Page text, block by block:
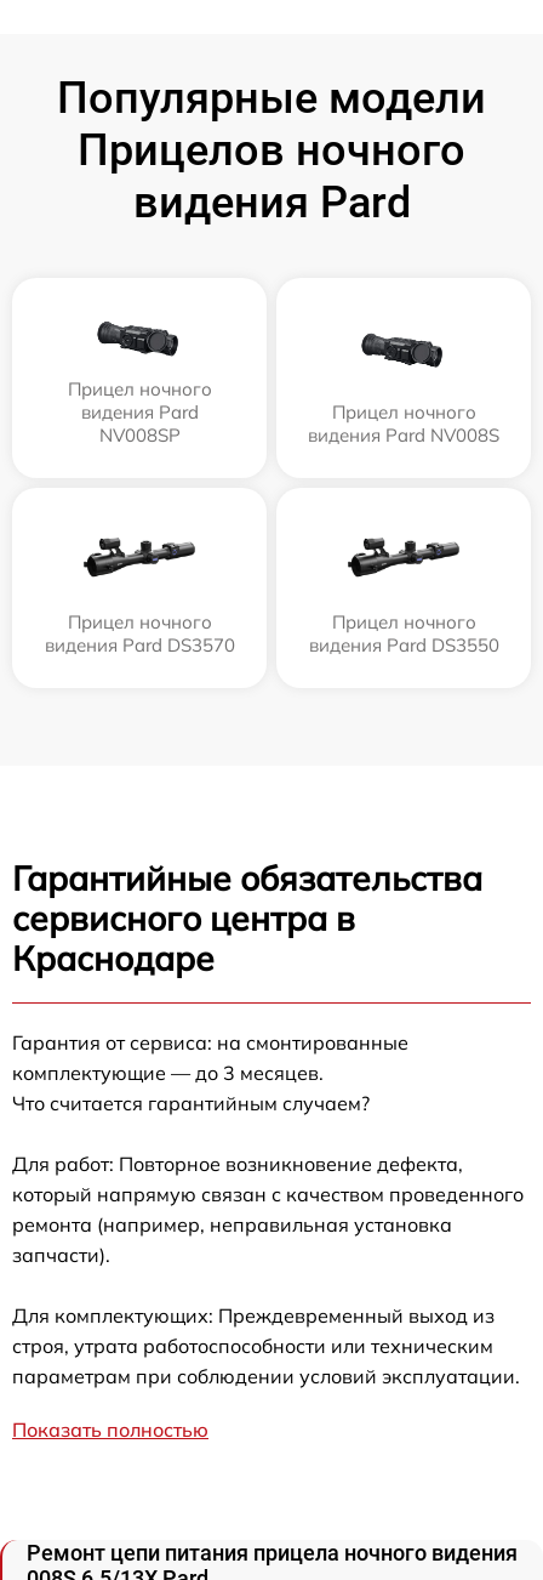
Популярные модели
Прицелов ночного
видения Pard
Прицел ночного
видения Pard
NV008SP
Прицел ночного
видения Pard NV008S
Прицел ночного
видения Pard DS3570
Прицел ночного
видения Pard DS3550
Гарантийные обязательства
сервисного центра в
Краснодаре
Гарантия от сервиса: на смонтированные
комплектующие — до 3 месяцев.
Что считается гарантийным случаем?
Для работ: Повторное возникновение дефекта,
который напрямую связан с качеством проведенного
ремонта (например, неправильная установка
запчасти).
Для комплектующих: Преждевременный выход из
строя, утрата работоспособности или техническим
параметрам при соблюдении условий эксплуатации.
Показать полностью
Ремонт цепи питания прицела ночного видения